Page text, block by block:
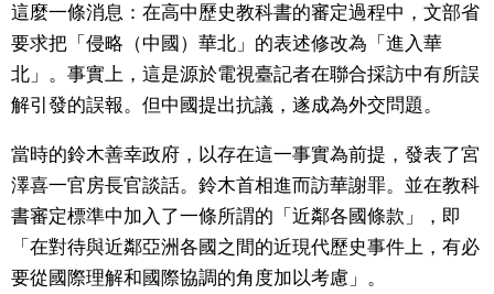
運動
娛樂
教育
工作勞動
這麼一條消息：在高中歷史教科書的審定過程中，文部省
要求把「侵略（中國）華北」的表述修改為「進入華
北」。事實上，這是源於電視臺記者在聯合採訪中有所誤
解引發的誤報。但中國提出抗議，遂成為外交問題。
當時的鈴木善幸政府，以存在這一事實為前提，發表了宮
澤喜一官房長官談話。鈴木首相進而訪華謝罪。並在教科
書審定標準中加入了一條所謂的「近鄰各國條款」，即
「在對待與近鄰亞洲各國之間的近現代歷史事件上，有必
要從國際理解和國際協調的角度加以考慮」。